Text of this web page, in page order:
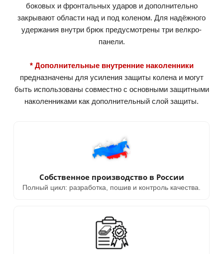
боковых и фронтальных ударов и дополнительно
закрывают области над и под коленом. Для надёжного
удержания внутри брюк предусмотрены три велкро-
панели.
* Дополнительные внутренние наколенники
предназначены для усиления защиты колена и могут
быть использованы совместно с основными защитными
наколенниками как дополнительный слой защиты.
Собственное производство в России
Полный цикл: разработка, пошив и контроль качества.